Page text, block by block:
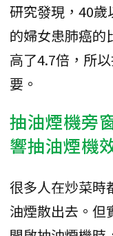
研究發現，40
的婦女患肺癌的
高了4.7倍，所
要。
抽油煙機旁
響抽油煙機
很多人在炒菜時
油煙散出去。但